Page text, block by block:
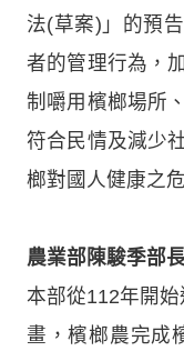
法(草案)」的預
者的管理行為，
制嚼用檳榔場所
符合民情及減少
榔對國人健康之
農業部陳駿季部長
本部從112年開
畫，檳榔農完成